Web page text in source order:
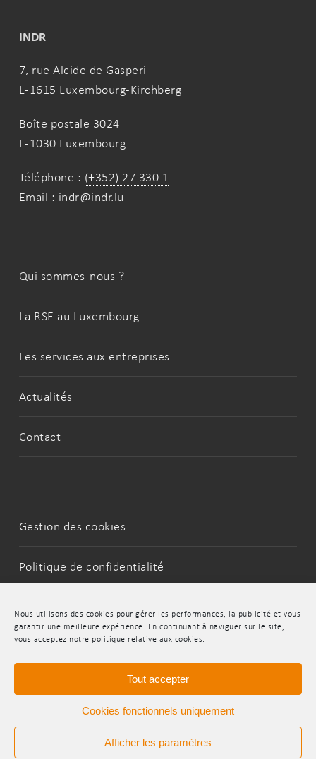
Nous utilisons des cookies pour gérer les performances, la publicité et vous
garantir une meilleure expérience. En continuant à naviguer sur le site,
vous acceptez notre politique relative aux cookies.
Tout accepter
Cookies fonctionnels uniquement
Afficher les paramètres
INDR
7, rue Alcide de Gasperi
L-1615 Luxembourg-Kirchberg
Boîte postale 3024
L-1030 Luxembourg
Téléphone : (+352) 27 330 1
Email : indr@indr.lu
Qui sommes-nous ?
La RSE au Luxembourg
Les services aux entreprises
Actualités
Contact
Gestion des cookies
Politique de confidentialité
LinkedInYoutube
© 2026 INDR.